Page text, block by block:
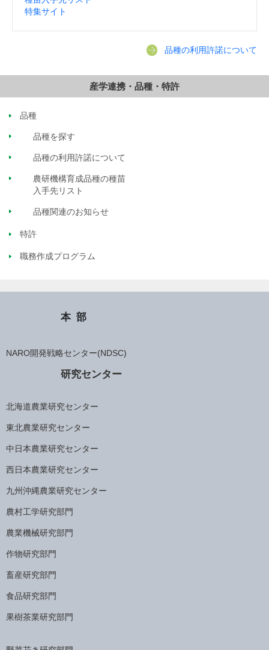
特集サイト
品種の利用許諾について
産学連携・品種・特許
品種
品種を探す
品種の利用許諾について
農研機構育成品種の種苗
入手先リスト
品種関連のお知らせ
特許
職務作成プログラム
本部
NARO開発戦略センター(NDSC)
研究センター
北海道農業研究センター
東北農業研究センター
中日本農業研究センター
西日本農業研究センター
九州沖縄農業研究センター
農村工学研究部門
農業機械研究部門
作物研究部門
畜産研究部門
食品研究部門
果樹茶業研究部門